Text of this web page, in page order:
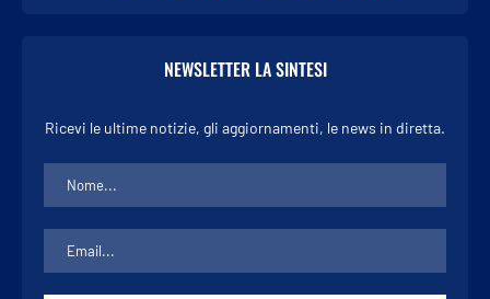
NEWSLETTER LA SINTESI
Ricevi le ultime notizie, gli aggiornamenti, le news in diretta.